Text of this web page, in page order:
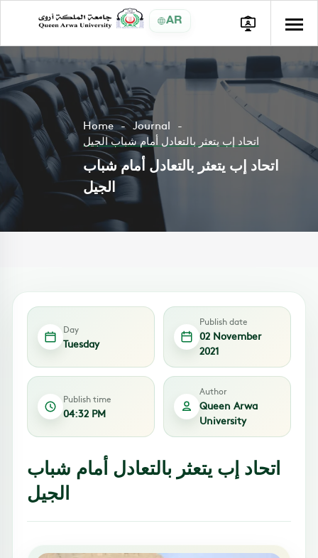
AR
Home
Journal
اتحاد إب يتعثر بالتعادل أمام شباب الجيل
اتحاد إب يتعثر بالتعادل أمام شباب
الجيل
Day
Tuesday
Publish date
02 November
2021
Publish time
04:32 PM
Author
Queen Arwa
University
اتحاد إب يتعثر بالتعادل أمام شباب
الجيل